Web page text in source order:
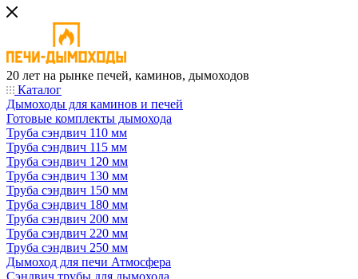
20 лет на рынке печей, каминов, дымоходов
Каталог
Дымоходы для каминов и печей
Готовые комплекты дымохода
Труба сэндвич 110 мм
Труба сэндвич 115 мм
Труба сэндвич 120 мм
Труба сэндвич 130 мм
Труба сэндвич 150 мм
Труба сэндвич 180 мм
Труба сэндвич 200 мм
Труба сэндвич 220 мм
Труба сэндвич 250 мм
Дымоход для печи Атмосфера
Сэндвич трубы для дымохода